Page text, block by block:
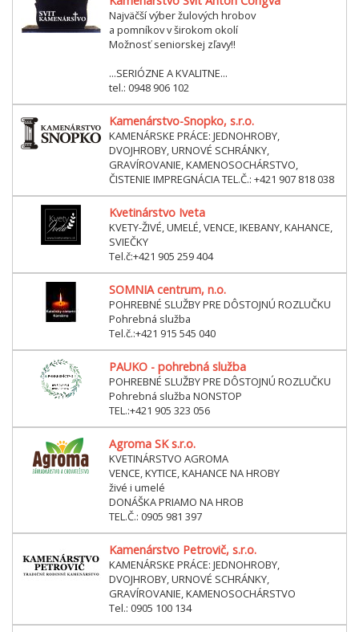
Najväčší výber žulových hrobov
a pomníkov v širokom okolí
Možnosť seniorskej zľavy!!
...SERIÓZNE A KVALITNE...
tel.: 0948 906 102
Kamenárstvo-Snopko, s.r.o.
KAMENÁRSKE PRÁCE: JEDNOHROBY,
DVOJHROBY, URNOVÉ SCHRÁNKY,
GRAVÍROVANIE, KAMENOSOCHÁRSTVO,
ČISTENIE IMPREGNÁCIA TEL.Č.: +421 907 818 038
Kvetinárstvo Iveta
KVETY-ŽIVÉ, UMELÉ, VENCE, IKEBANY, KAHANCE,
SVIEČKY
Tel.č:+421 905 259 404
SOMNIA centrum, n.o.
POHREBNÉ SLUŽBY PRE DÔSTOJNÚ ROZLUČKU
Pohrebná služba
Tel.č.:+421 915 545 040
PAUKO - pohrebná služba
POHREBNÉ SLUŽBY PRE DÔSTOJNÚ ROZLUČKU
Pohrebná služba NONSTOP
TEL.:+421 905 323 056
Agroma SK s.r.o.
KVETINÁRSTVO AGROMA
VENCE, KYTICE, KAHANCE NA HROBY
živé i umelé
DONÁŠKA PRIAMO NA HROB
TEL.Č.: 0905 981 397
Kamenárstvo Petrovič, s.r.o.
KAMENÁRSKE PRÁCE: JEDNOHROBY,
DVOJHROBY, URNOVÉ SCHRÁNKY,
GRAVÍROVANIE, KAMENOSOCHÁRSTVO
Tel.: 0905 100 134